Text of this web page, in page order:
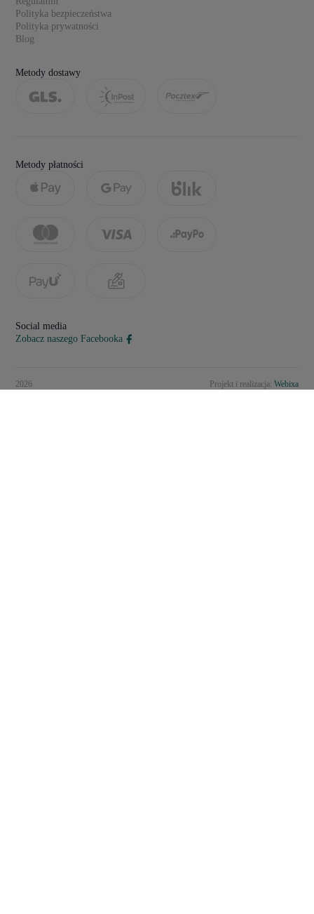
Polityka bezpieczeństwa
Polityka prywatności
Blog
Metody dostawy
Metody płatności
Social media
Zobacz naszego Facebooka
2026 Projekt i realizacja: Webixa